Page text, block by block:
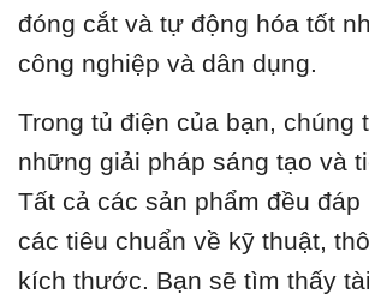
đóng cắt và tự động hóa tốt
công nghiệp và dân dụng.
Trong tủ điện của bạn, chúng
những giải pháp sáng tạo và
Tất cả các sản phẩm đều
các tiêu chuẩn về kỹ thuật,
kích thước. Bạn sẽ tìm thấy